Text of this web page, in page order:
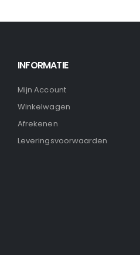
INFORMATIE
Mijn Account
Winkelwagen
Afrekenen
Leveringsvoorwaarden